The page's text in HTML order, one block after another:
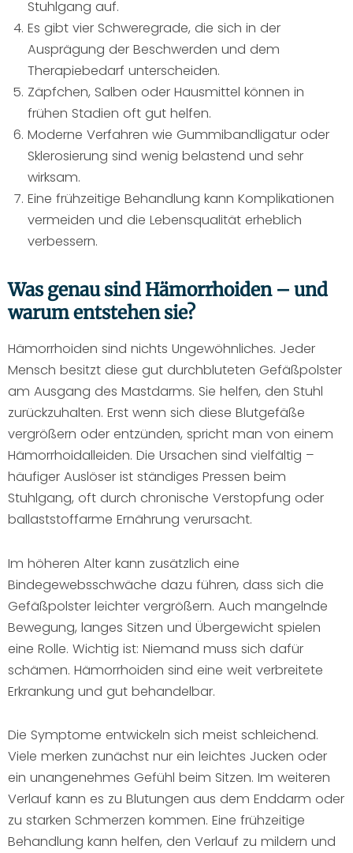
Stuhlgang auf.
Es gibt vier Schweregrade, die sich in der
Ausprägung der Beschwerden und dem
Therapiebedarf unterscheiden.
Zäpfchen, Salben oder Hausmittel können in
frühen Stadien oft gut helfen.
Moderne Verfahren wie Gummibandligatur oder
Sklerosierung sind wenig belastend und sehr
wirksam.
Eine frühzeitige Behandlung kann Komplikationen
vermeiden und die Lebensqualität erheblich
verbessern.
Was genau sind Hämorrhoiden – und
warum entstehen sie?
Hämorrhoiden sind nichts Ungewöhnliches. Jeder
Mensch besitzt diese gut durchbluteten Gefäßpolster
am Ausgang des Mastdarms. Sie helfen, den Stuhl
zurückzuhalten. Erst wenn sich diese Blutgefäße
vergrößern oder entzünden, spricht man von einem
Hämorrhoidalleiden. Die Ursachen sind vielfältig –
häufiger Auslöser ist ständiges Pressen beim
Stuhlgang, oft durch chronische Verstopfung oder
ballaststoffarme Ernährung verursacht.
Im höheren Alter kann zusätzlich eine
Bindegewebsschwäche dazu führen, dass sich die
Gefäßpolster leichter vergrößern. Auch mangelnde
Bewegung, langes Sitzen und Übergewicht spielen
eine Rolle. Wichtig ist: Niemand muss sich dafür
schämen. Hämorrhoiden sind eine weit verbreitete
Erkrankung und gut behandelbar.
Die Symptome entwickeln sich meist schleichend.
Viele merken zunächst nur ein leichtes Jucken oder
ein unangenehmes Gefühl beim Sitzen. Im weiteren
Verlauf kann es zu Blutungen aus dem Enddarm oder
zu starken Schmerzen kommen. Eine frühzeitige
Behandlung kann helfen, den Verlauf zu mildern und